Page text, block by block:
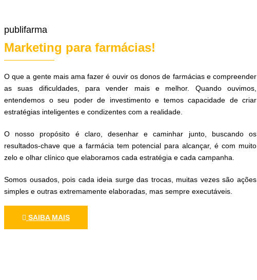
publifarma
Marketing para farmácias!
O que a gente mais ama fazer é ouvir os donos de farmácias e compreender
as suas dificuldades, para vender mais e melhor. Quando ouvimos,
entendemos o seu poder de investimento e temos capacidade de criar
estratégias inteligentes e condizentes com a realidade.
O nosso propósito é claro, desenhar e caminhar junto, buscando os
resultados-chave que a farmácia tem potencial para alcançar, é com muito
zelo e olhar clínico que elaboramos cada estratégia e cada campanha.
Somos ousados, pois cada ideia surge das trocas, muitas vezes são ações
simples e outras extremamente elaboradas, mas sempre executáveis.
SAIBA MAIS